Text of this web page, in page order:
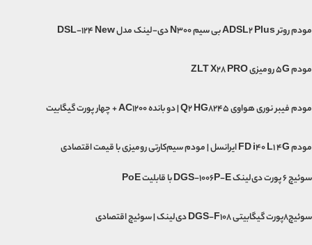
مودم روتر ADSL2 Plus بی سیم N300 دی-لینک مدل DSL-124 New
مودم 5G رومیزی ZLT X28 PRO
مودم فیبر نوری هواوی Q2 HG8245 | دو بانده AC1200 + چهار پورت گیگابیت
مودم FD i40 L1 4G ایرانسل | مودم سیم‌کارتی رومیزی با قیمت اقتصادی
سوئیچ ۶ پورت دی‌لینک DGS-1006P-E با قابلیت PoE
سوئیچ۸پورت گیگابیتی DGS-F108 دی‌لینک | سوئیچ اقتصادی